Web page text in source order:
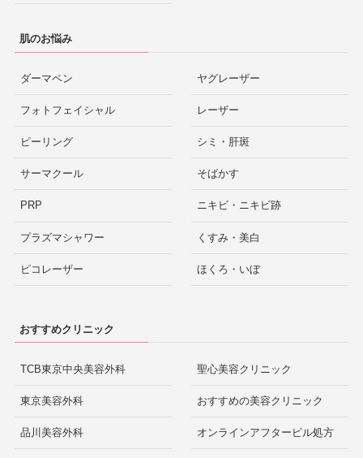
肌のお悩み
ダーマペン
フォトフェイシャル
ピーリング
サーマクール
PRP
プラズマシャワー
ピコレーザー
ヤグレーザー
レーザー
シミ・肝斑
そばかす
ニキビ・ニキビ跡
くすみ・美白
ほくろ・いぼ
おすすめクリニック
TCB東京中央美容外科
東京美容外科
品川美容外科
聖心美容クリニック
おすすめの美容クリニック
オンラインアフターピル処方